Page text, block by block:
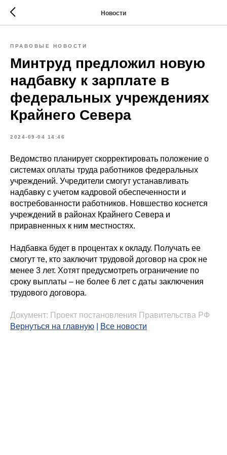
Новости
ПРАВОВЫЕ НОВОСТИ
Минтруд предложил новую
надбавку к зарплате в
федеральных учреждениях
Крайнего Севера
2024-09-04 14:46
Ведомство планирует скорректировать положение о
системах оплаты труда работников федеральных
учреждений. Учредители смогут устанавливать
надбавку с учетом кадровой обеспеченности и
востребованности работников. Новшество коснется
учреждений в районах Крайнего Севера и
приравненных к ним местностях.
Надбавка будет в процентах к окладу. Получать ее
смогут те, кто заключит трудовой договор на срок не
менее 3 лет. Хотят предусмотреть ограничение по
сроку выплаты – не более 6 лет с даты заключения
трудового договора.
Документ: Проект постановления Правительства РФ
Вернуться на главную
Все новости